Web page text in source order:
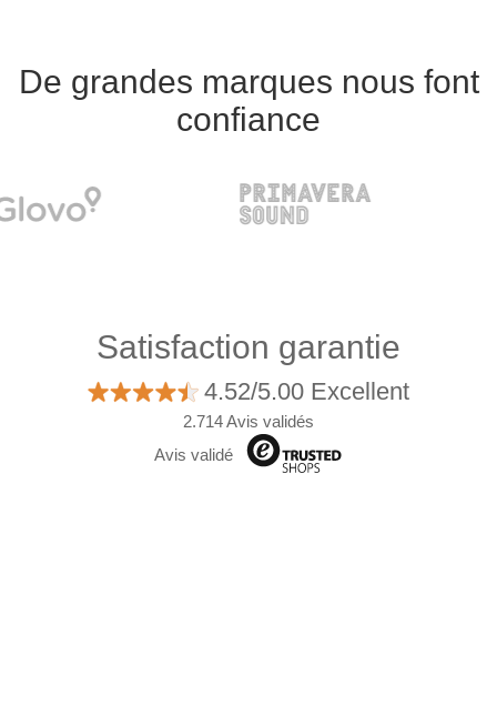
De grandes marques nous font
confiance
Satisfaction garantie
4.52/5.00 Excellent
2.714 Avis validés
Avis validé